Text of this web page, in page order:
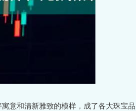
意和清新雅致的模样，成了各大珠宝品